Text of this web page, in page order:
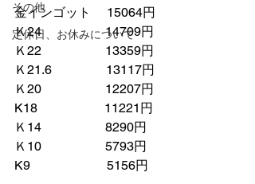
その他
定休日、お休みについて
金インゴット　 15064円
Ｋ24　　　　　14709円
Ｋ22　　　　　13359円
Ｋ21.6　　　　 13117円
Ｋ20　　　　　12207円
K18　　　　　 11221円
Ｋ14　　　　　8290円
Ｋ10　　　　　5793円
K9　　　　　　5156円